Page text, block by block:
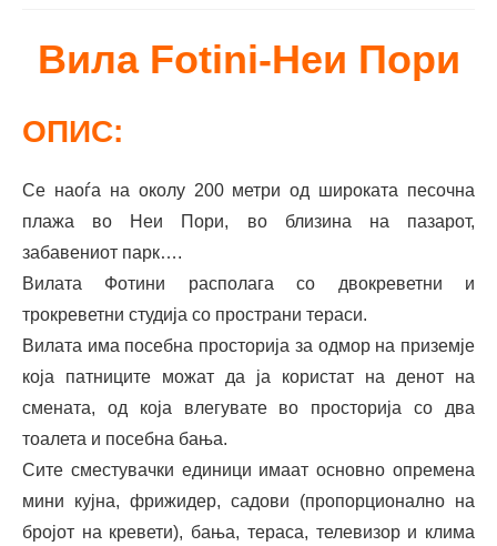
Вила Fotini-Неи Пори
ОПИС:
Се наоѓа на околу 200 метри од широката песочна
плажа во Неи Пори, во близина на пазарот,
забавениот парк….
Вилата Фотини располага со двокреветни и
трокреветни студија со пространи тераси.
Вилата има посебна просторија за одмор на приземје
која патниците можат да ја користат на денот на
смената, од која влегувате во просторија со два
тоалета и посебна бања.
Сите сместувачки единици имаат основно опремена
мини кујна, фрижидер, садови (пропорционално на
бројот на кревети), бања, тераса, телевизор и клима